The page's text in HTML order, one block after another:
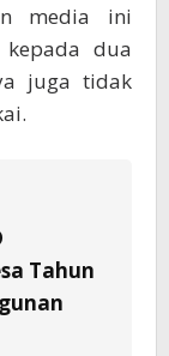
media ini
kepada dua
juga tidak
Tahun